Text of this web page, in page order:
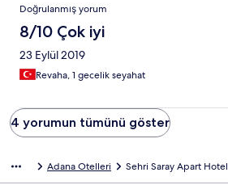
Doğrulanmış yorum
8/10 Çok iyi
23 Eylül 2019
Revaha, 1 gecelik seyahat
4 yorumun tümünü göster
Adana Otelleri Sehri Saray Apart Hotel